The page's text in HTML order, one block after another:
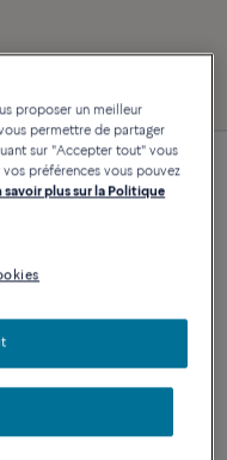
proposer un meilleur
permettre de partager
sur "Accepter tout" vous
préférences vous pouvez
savoir plus sur la Politique